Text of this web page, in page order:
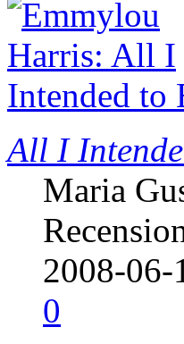
All I
Maria
2008-06-
0